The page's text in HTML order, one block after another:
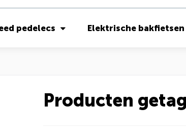
pedelecs Elektrische bakfietsen
Producten